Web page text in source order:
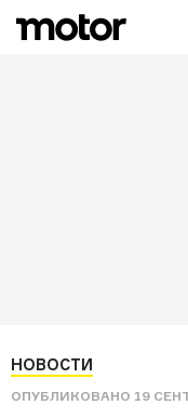
НОВОСТИ
ОПУБЛИКОВАНО 19